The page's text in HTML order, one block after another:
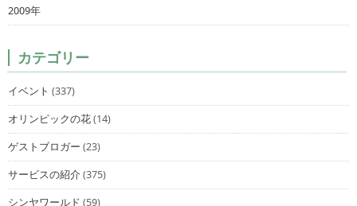
2009年
カテゴリー
イベント (337)
オリンピックの花(14)
ゲストブロガー (23)
サービスの紹介(375)
シンヤワールド (59)